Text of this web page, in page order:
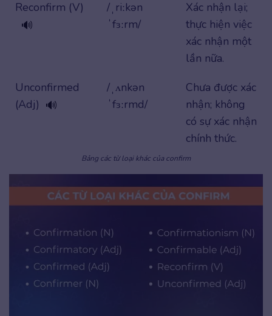
Reconfirm (V)
🔊
/ˌriːkən
ˈfɜːrm/
Xác nhận lại;
thực hiện việc
xác nhận một
lần nữa.
Unconfirmed
(Adj) 🔊
/ˌʌnkən
ˈfɜːrmd/
Chưa được xác
nhận; không
có sự xác nhận
chính thức.
Bảng các từ loại khác của confirm